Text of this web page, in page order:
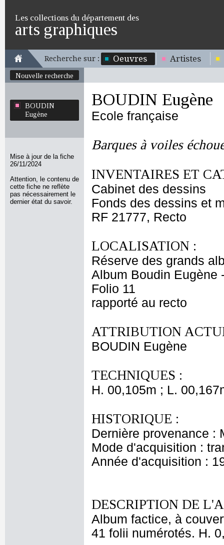
Les collections du département des
arts graphiques
Recherche sur : Oeuvres Artistes
Nouvelle recherche
BOUDIN
Eugène
Mise à jour de la fiche
26/11/2024
Attention, le contenu de
cette fiche ne reflète
pas nécessairement le
dernier état du savoir.
BOUDIN Eugène
Ecole française
Barques à voiles
INVENTAIRES ET
Cabinet des dessins
Fonds des dessins et
RF 21777, Recto
LOCALISATION :
Réserve des grands
Album Boudin Eugène
Folio 11
rapporté au recto
ATTRIBUTION
BOUDIN Eugène
TECHNIQUES :
H. 00,105m ; L.
HISTORIQUE :
Dernière provenance :
Mode d'acquisition :
Année d'acquisition :
DESCRIPTION DE
Album factice, à
41 folii numérotés. H.